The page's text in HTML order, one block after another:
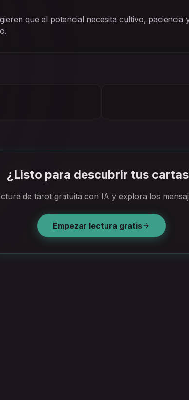
que el potencial necesita cultivo, paciencia
¿Listo para descubrir tus
de tarot gratuita con IA y explora los
Empezar lectura gratis